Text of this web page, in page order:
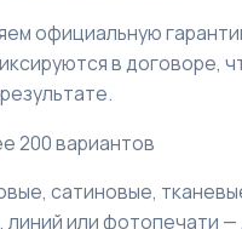
официальную
в договоре,
200 вариантов
сатиновые,
или фотопечати —